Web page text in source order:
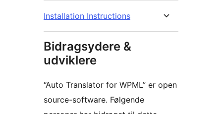
Installation Instructions
Bidragsydere &
udviklere
“Auto Translator for WPML” er open
source-software. Følgende